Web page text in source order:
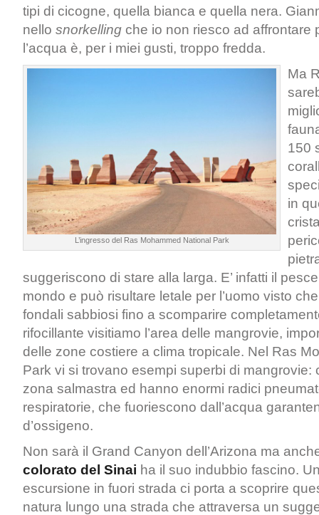
tipi di cicogne, quella bianca e quella nera.
nello snorkelling che io non riesco ad affrontare
l’acqua è, per i miei gusti, troppo fredda.
L’ingresso del Ras Mohammed National Park
Ma
150
in
suggeriscono di stare alla larga. E’ infatti il
mondo e può risultare letale per l’uomo visto
fondali sabbiosi fino a scomparire
rifocillante visitiamo l’area delle mangrovie,
delle zone costiere a clima tropicale. Nel Ras
Park vi si trovano esempi superbi di mangrovie:
zona salmastra ed hanno enormi radici
respiratorie, che fuoriescono dall’acqua
d’ossigeno.
Non sarà il Grand Canyon dell’Arizona ma
colorato del Sinai ha il suo indubbio fascino.
escursione in fuori strada ci porta a scoprire
natura lungo una strada che attraversa un